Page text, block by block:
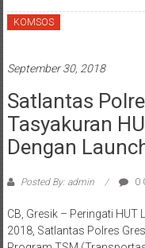
KOMSOS
September 30, 2018
Satlantas
Tasyakuran
Dengan
Posted By: admin 0
CB, Gresik – Peringati HUT
2018, Satlantas Polres